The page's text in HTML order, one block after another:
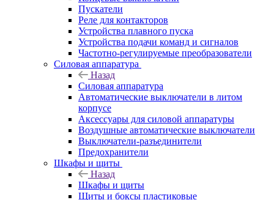
Пускатели
Реле для контакторов
Устройства плавного пуска
Устройства подачи команд и сигналов
Частотно-регулируемые преобразователи
Силовая аппаратура
Назад
Силовая аппаратура
Автоматические выключатели в литом
корпусе
Аксессуары для силовой аппаратуры
Воздушные автоматические выключатели
Выключатели-разъединители
Предохранители
Шкафы и щиты
Назад
Шкафы и щиты
Щиты и боксы пластиковые